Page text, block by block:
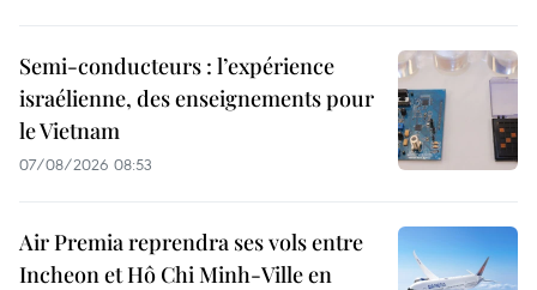
Semi-conducteurs : l’expérience
israélienne, des enseignements pour
le Vietnam
07/08/2026 08:53
Air Premia reprendra ses vols entre
Incheon et Hô Chi Minh-Ville en